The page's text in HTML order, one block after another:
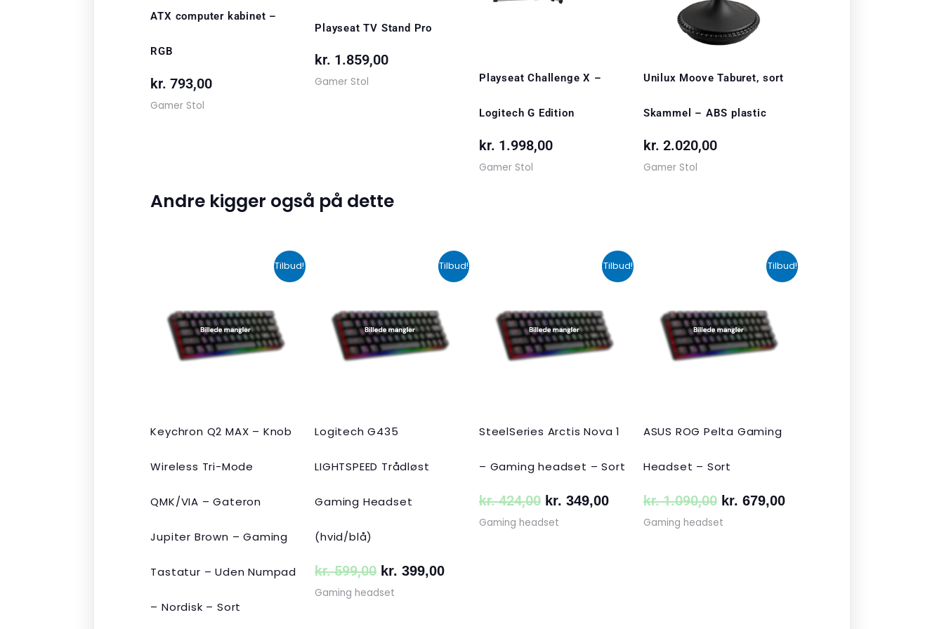
ATX computer kabinet –
RGB
kr. 793,00
Gamer Stol
Playseat TV Stand Pro
kr. 1.859,00
Gamer Stol Playseat Challenge X –
Logitech G Edition
kr. 1.998,00
Gamer Stol
Unilux Moove Taburet, sort
Skammel – ABS plastic
kr. 2.020,00
Gamer Stol
Andre kigger også på dette
Tilbud!
Keychron Q2 MAX – Knob
Wireless Tri-Mode
QMK/VIA – Gateron
Jupiter Brown – Gaming
Tastatur – Uden Numpad
– Nordisk – Sort
oprindelige
var:
kr. 2.190,00.
aktuelle
er:
kr. 1.465,00.
Tilbud!
Logitech G435
LIGHTSPEED Trådløst
Gaming Headset
(hvid/blå)
kr.599,00
oprindelige
var:
kr. 599,00.
kr. 399,00
Den
aktuelle
kr. 399,00.
Gaming headset
Tilbud!
SteelSeries Arctis Nova 1
– Gaming headset – Sort
kr.424,00
oprindelige
var:
kr. 424,00.
kr. 349,00
Den
aktuelle
kr. 349,00.
Gaming headset
Tilbud!
ASUS ROG Pelta Gaming
Headset – Sort
kr.1.090,00
oprindelige
var:
kr. 1.090,00.
kr. 679,00
Den
aktuelle
Gaming headset